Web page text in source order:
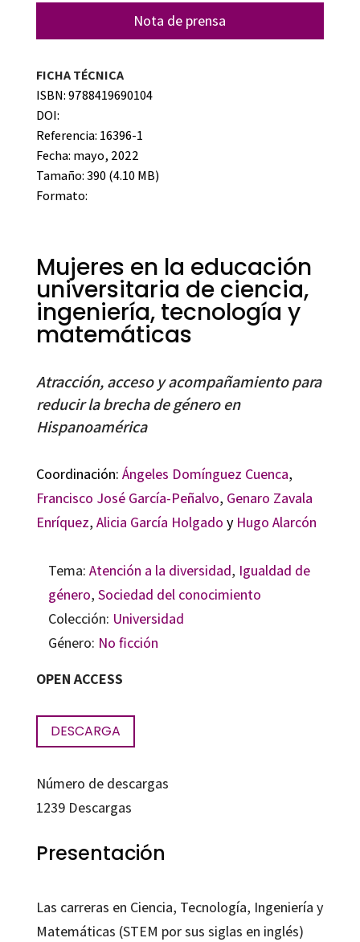
Nota de prensa
FICHA TÉCNICA
ISBN: 9788419690104
DOI:
Referencia: 16396-1
Fecha: mayo, 2022
Tamaño: 390 (4.10 MB)
Formato:
Mujeres en la educación
universitaria de ciencia,
ingeniería, tecnología y
matemáticas
Atracción, acceso y acompañamiento para
reducir la brecha de género en
Hispanoamérica
Coordinación: Ángeles Domínguez Cuenca,
Francisco José García-Peñalvo, Genaro Zavala
Enríquez, Alicia García Holgado y Hugo Alarcón
Tema: Atención a la diversidad, Igualdad de
género, Sociedad del conocimiento
Colección: Universidad
Género: No ficción
OPEN ACCESS
DESCARGA
Número de descargas
1239Descargas
Presentación
Las carreras en Ciencia, Tecnología, Ingeniería y
Matemáticas (STEM por sus siglas en inglés)